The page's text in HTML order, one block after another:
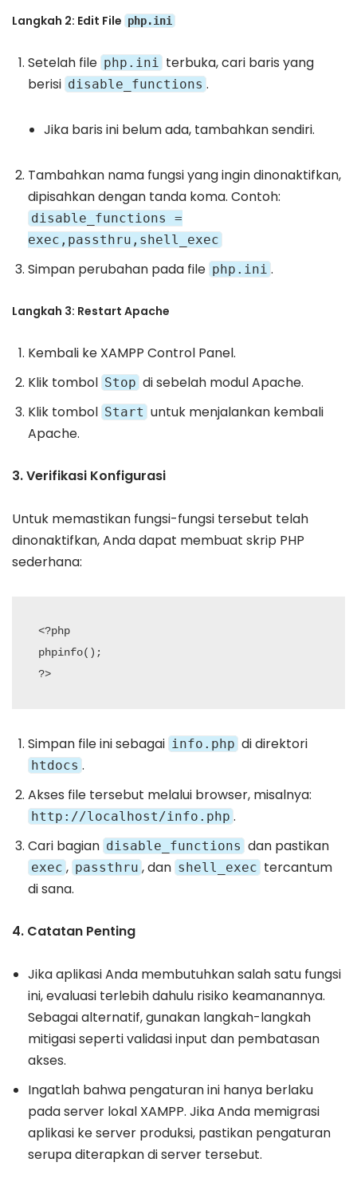
Langkah 2: Edit File php.ini
Setelah file php.ini terbuka, cari baris yang
berisi disable_functions .
Jika baris ini belum ada, tambahkan sendiri.
Tambahkan nama fungsi yang ingin dinonaktifkan,
dipisahkan dengan tanda koma. Contoh:
disable_functions =
exec,passthru,shell_exec
Simpan perubahan pada file php.ini .
Langkah 3: Restart Apache
Kembali ke XAMPP Control Panel.
Klik tombol Stop di sebelah modul Apache.
Klik tombol Start untuk menjalankan kembali
Apache.
3. Verifikasi Konfigurasi
Untuk memastikan fungsi-fungsi tersebut telah
dinonaktifkan, Anda dapat membuat skrip PHP
sederhana:
<?php
phpinfo();
Simpan file ini sebagai info.php di direktori
htdocs .
Akses file tersebut melalui browser, misalnya:
http://localhost/info.php .
Cari bagian disable_functions dan pastikan
exec , passthru , dan shell_exec tercantum
di sana.
4. Catatan Penting
Jika aplikasi Anda membutuhkan salah satu fungsi
ini, evaluasi terlebih dahulu risiko keamanannya.
Sebagai alternatif, gunakan langkah-langkah
mitigasi seperti validasi input dan pembatasan
akses.
Ingatlah bahwa pengaturan ini hanya berlaku
pada server lokal XAMPP. Jika Anda memigrasi
aplikasi ke server produksi, pastikan pengaturan
serupa diterapkan di server tersebut.